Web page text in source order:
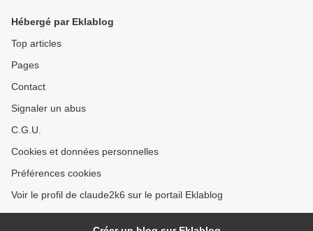
Hébergé par Eklablog
Top articles
Pages
Contact
Signaler un abus
C.G.U.
Cookies et données personnelles
Préférences cookies
Voir le profil de claude2k6 sur le portail Eklablog